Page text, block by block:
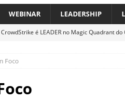
WEBINAR LEADERSHIP
CrowdStrike é LEADER no Magic Quadrant
América Latina é a segunda região mais
Foco